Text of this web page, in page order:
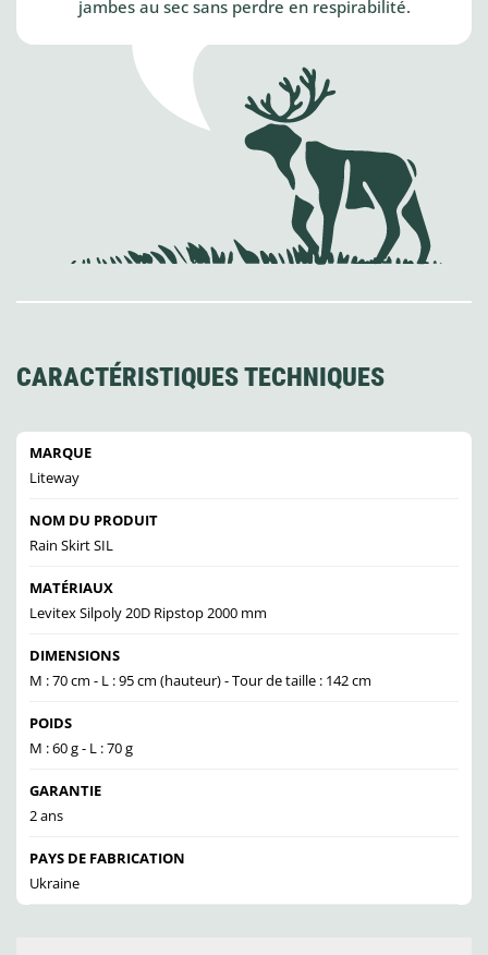
jambes au sec sans perdre en respirabilité.
CARACTÉRISTIQUES TECHNIQUES
MARQUE
Liteway
NOM DU PRODUIT
Rain Skirt SIL
MATÉRIAUX
Levitex Silpoly 20D Ripstop 2000 mm
DIMENSIONS
M : 70 cm - L : 95 cm (hauteur) - Tour de taille : 142 cm
POIDS
M : 60 g - L : 70 g
GARANTIE
2 ans
PAYS DE FABRICATION
Ukraine